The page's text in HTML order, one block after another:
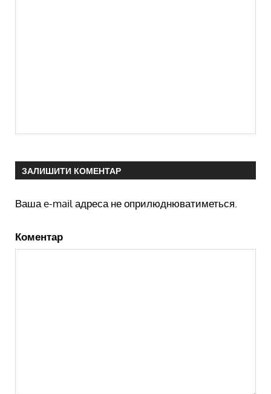
ЗАЛИШИТИ КОМЕНТАР
Ваша e-mail адреса не оприлюднюватиметься.
Коментар